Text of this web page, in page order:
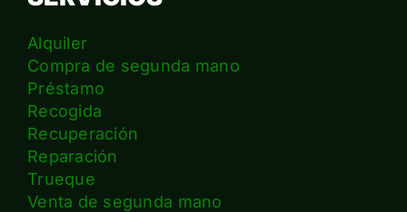
Alquiler
Compra de segunda mano
Préstamo
Recogida
Recuperación
Reparación
Trueque
Venta de segunda mano